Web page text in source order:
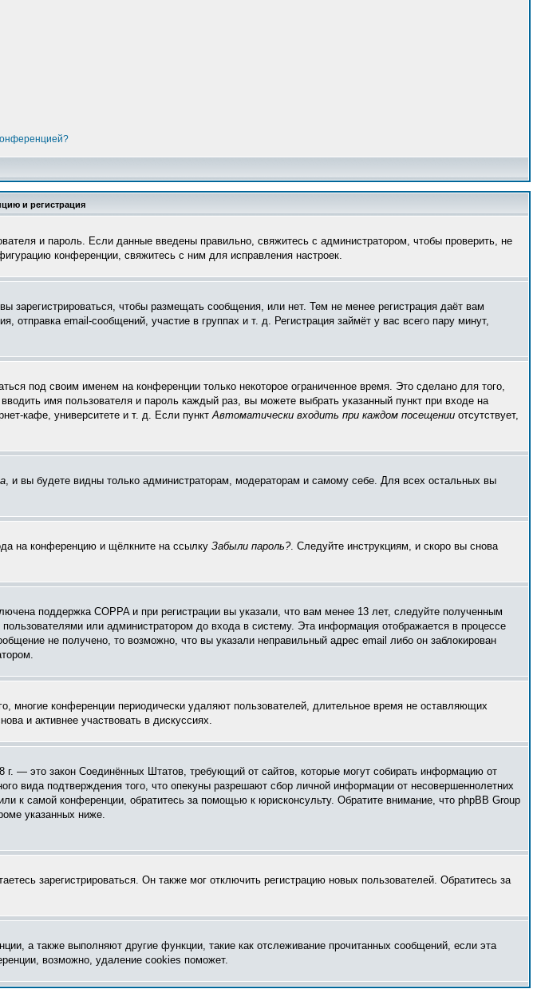
и регистрация
и пароль. Если данные введены правильно, свяжитесь с администратором, чтобы проверить, не
конференции, свяжитесь с ним для исправления настроек.
чтобы размещать сообщения, или нет. Тем не менее регистрация даёт вам
email-сообщений, участие в группах и т. д. Регистрация займёт у вас всего пару минут,
под своим именем на конференции только некоторое ограниченное время. Это сделано для того,
имя пользователя и пароль каждый раз, вы можете выбрать указанный пункт при входе на
кафе, университете и т. д. Если пунктАвтоматически входить при каждом посещении отсутствует,
, и вы будете видны только администраторам, модераторам и самому себе. Для всех остальных вы
на конференцию и щёлкните на ссылку Забыли пароль?. Следуйте инструкциям, и скоро вы снова
поддержка COPPA и при регистрации вы указали, что вам менее 13 лет, следуйте полученным
или администратором до входа в систему. Эта информация отображается в процессе
не получено, то возможно, что вы указали неправильный адрес email либо он заблокирован
многие конференции периодически удаляют пользователей, длительное время не оставляющих
и активнее участвовать в дискуссиях.
— это закон Соединённых Штатов, требующий от сайтов, которые могут собирать информацию от
вида подтверждения того, что опекуны разрешают сбор личной информации от несовершеннолетних
самой конференции, обратитесь за помощью к юрисконсульту. Обратите внимание, что phpBB Group
указанных ниже.
зарегистрироваться. Он также мог отключить регистрацию новых пользователей. Обратитесь за
а также выполняют другие функции, такие как отслеживание прочитанных сообщений, если эта
возможно, удаление cookies поможет.